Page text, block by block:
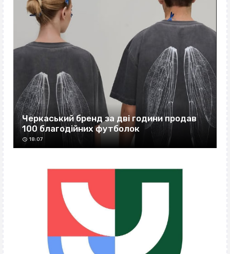
Черкаський бренд за дві години продав
100 благодійних футболок
18:07